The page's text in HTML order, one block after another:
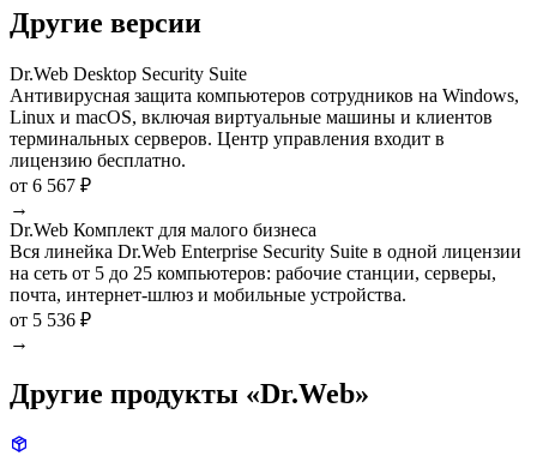
Другие версии
Dr.Web Desktop Security Suite
Антивирусная защита компьютеров сотрудников на Windows,
Linux и macOS, включая виртуальные машины и клиентов
терминальных серверов. Центр управления входит в
лицензию бесплатно.
от 6 567 ₽
→
Dr.Web Комплект для малого бизнеса
Вся линейка Dr.Web Enterprise Security Suite в одной лицензии
на сеть от 5 до 25 компьютеров: рабочие станции, серверы,
почта, интернет-шлюз и мобильные устройства.
от 5 536 ₽
→
Другие продукты «Dr.Web»